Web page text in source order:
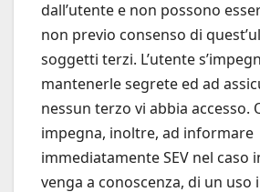
dall’utente e non possono
non previo consenso di
soggetti terzi. L’utente
mantenerle segrete ed ad
nessun terzo vi abbia accesso.
impegna, inoltre, ad informare
immediatamente SEV nel caso
venga a conoscenza, di un uso